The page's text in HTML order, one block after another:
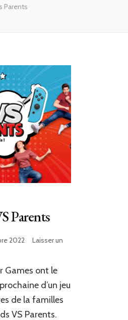
Parents
Parents
2022
Laisser un
Games ont le
d’un jeu
de la familles
VS Parents.